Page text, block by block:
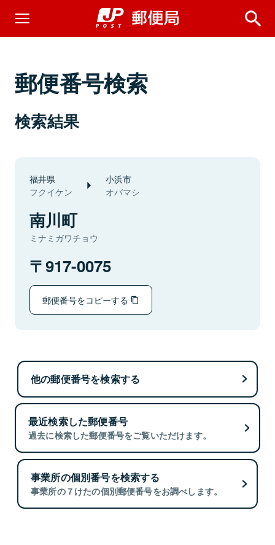
郵便番号検索
検索結果
福井県
フクイケン
小浜市
オバマシ
南川町
ミナミガワチョウ
917-0075
郵便番号をコピーする
他の郵便番号を検索する
最近検索した郵便番号
過去に検索した郵便番号をご覧いただけます。
事業所の個別番号を検索する
事業所の７けたの個別郵便番号をお調べします。